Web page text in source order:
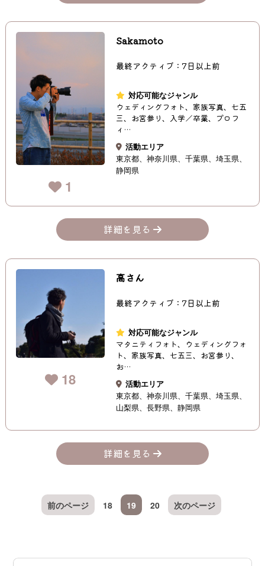
1
Sakamoto
最終アクティブ：7日以上前
対応可能なジャンル
ウェディングフォト、家族写真、七五
三、お宮参り、入学／卒業、プロフ
ィ…
活動エリア
東京都
神奈川県 千葉県
埼玉県
静岡県
詳細を見る
18
高さん
最終アクティブ：7日以上前
対応可能なジャンル
マタニティフォト、ウェディングフォ
ト、家族写真、七五三、お宮参り、
お…
活動エリア
東京都
神奈川県 千葉県
埼玉県
山梨県
長野県 静岡県
詳細を見る
前のページ 18 19 20 次のページ